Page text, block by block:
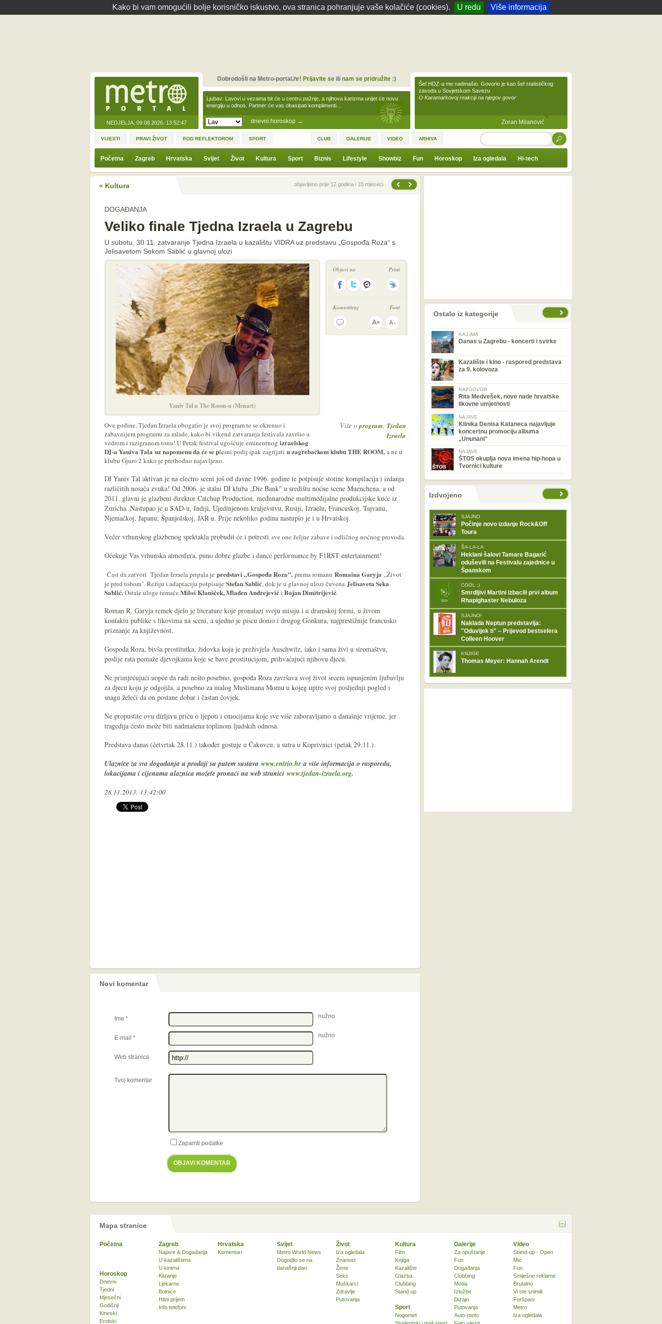
Kako bi vam omogućili bolje korisničko iskustvo, ova stranica pohranjuje vaše kolačiće (cookies). U redu Više informacija
NEDJELJA, 09.08.2026. 13:52:47 dnevni horoskop →
Ljubav: Lavovi u vezama bit će u centru pažnje, a njihova karizma unijet će novu
energiju u odnos. Partner će vas obasipati komplimenti…
Dobrodošli na Metro-portal.hr! Prijavite seili nam se pridružite :)
Šef HDZ-a me nadmašio. Govorio je kao šef statističkog
zavoda u Sovjetskom Savezu
O Karamarkovoj reakciji na njegov govor
Zoran Milanović
VIJESTI PRAVI ŽIVOT POD REFLEKTOROM SPORT CLUB GALERIJE VIDEO ARHIVA TRAŽI
Početna Zagreb Hrvatska Svijet Život Kultura Sport Biznis Lifestyle Showbiz Fun Horoskop Iza ogledala Hi-tech
« Kultura Prethodna vijestobjavljeno prije 12 godina i 10 mjeseci
DOGAĐANJA
Veliko finale Tjedna Izraela u Zagrebu
U subotu, 30.11. zatvaranje Tjedna Izraela u kazalištu VIDRA uz predstavu „Gospođa Roza“ s
Jelisavetom Sekom Sablić u glavnoj ulozi
Yaniv Tal u The Room-u (Menart)
Objavi na Print
Komentiraj Font
Više oprogram, Tjedan
Izraela
Ove godine, Tjedan Izraela obogatio je svoj program te se okrenuo i
zabavnijem programu za mlade, kako bi vikend zatvaranja festivala završio u
vedrom i razigranom tonu! U Petak festival ugošćuje eminentnog izraelskog
DJ-a Yaniva Tala uz napomenu da će se plesni podij ipak zagrijati u zagrebačkom klubu THE ROOM, a ne u
klubu Gjuro 2 kako je prethodno najavljeno.
DJ Yaniv Tal aktivan je na electro sceni još od davne 1996. godine te potpisuje stotine kompilacija i izdanja
različitih nosača zvuka! Od 2006. je stalni DJ kluba „Die Bank" u središtu noćne scene Muenchena, a od
2011. glavni je glazbeni direktor Catchup Production, međunarodne multimedijalne produkcijske kuće iz
Zuricha. Nastupao je u SAD-u, Indiji, Ujedinjenom kraljevstvu, Rusiji, Izraelu, Francuskoj, Tajvanu,
Njemačkoj, Japanu, Španjolskoj, JAR-u. Prije nekoliko godina nastupio je i u Hrvatskoj.
Večer vrhunskog glazbenog spektakla probudit će i potresti sve one željne zabave i odličnog noćnog provoda.
Očekuje Vas vrhunska atmosfera, puno dobre glazbe i dance performance by F1RST entertainment!
Čast da zatvori Tjedan Izraela pripala je predstavi „Gospođa Roza", prema romanu Romaina Garyja „Život
je pred tobom". Režiju i adaptaciju potpisuje Stefan Sablić, dok je u glavnoj ulozi čuvena Jelisaveta Seka
Sablić.Ostale uloge tumače Miloš Klanšček, Mladen Andrejevići Bojan Dimitrijević.
Roman R. Garyja remek djelo je literature koje pronalazi svoju misiju i u dramskoj formi, u živom
kontaktu publike s likovima na sceni, a ujedno je piscu donio i drugog Gonkura, najprestižnije francusko
priznanje za književnost.
Gospođa Roza, bivša prostitutka, židovka koja je preživjela Auschwitz, iako i sama živi u siromaštvu,
poslije rata pomaže djevojkama koje se bave prostitucijom, prihvaćajući njihovu djecu.
Ne primjećujući uopće da radi nešto posebno, gospođa Roza završava svoj život srcem ispunjenim ljubavlju
za djecu koju je odgojila, a posebno za malog Muslimana Momu u kojeg upire svoj posljednji pogled i
snagu želeći da on postane dobar i častan čovjek.
Ne propustite ovu dirljivu priču o ljepoti i emocijama koje sve više zaboravljamo u današnje vrijeme, jer
tragedija često može biti nadmašena toplinom ljudskih odnosa.
Predstava danas (četvrtak 28.11.) također gostuje u Čakovcu, a sutra u Koprivnici (petak 29.11.).
Ulaznice za sva događanja u prodaji su putem sustava www.entrio.hra više informacija o rasporedu,
lokacijama i cijenama ulaznica možete pronaći na web stranici www.tjedan-izraela.org.
28.11.2013. 13:42:00
Novi komentar
Ime * nužno
E-mail * nužno
Web stranica
Tvoj komentar
Zapamti podatke
OBJAVI KOMENTAR
prethodno Ostalo iz kategorije
KAJ IMA
Danas u Zagrebu - koncerti i svirke
Kazalište i kino - raspored predstava
za 9. kolovoza
RAZGOVOR
Rita Medvešek, nove nade hrvatske
likovne umjetnosti
NAJAVE
Klinika Denisa Kataneca najavljuje
koncertnu promociju albuma
„Ununani"
NAJAVE
ŠTOS okuplja nova imena hip-hopa u
Tvornici kulture
nema prethodne stranice
sljedećeIzdvojeno
SJAJNO
Počinje novo izdanje Rock&Off
Toura
ŠA-LA-LA
Heklani šalovi Tamare Bagarić
oduševili na Festivalu zajednice u
Španskom
COOL ;)
Smrdljivi Martini izbacili prvi album
Rhapighaster Nebuloza
SJAJNO!
Naklada Neptun predstavlja:
"Oduvijek ti" – Prijevod bestselera
Colleen Hoover
KNJIGE
Thomas Meyer: Hannah Arendt
Mapa stranice
Početna Zagreb
Najave & Događanja
U kazalištima
U kinima
Klizanje
Ljekarne
Bolnice
Hitni prijem
Info telefoni
Hrvatska
Komentari
Svijet
Metro World News
Dogodilo se na
današnji dan
Život
Iza ogledala
Znanost
Žene
Seks
Muškarci
Zdravlje
Putovanja
Kultura
Film
Knjiga
Kazalište
Glazba
Clubbing
Stand up
Sport
Nogomet
Horoskop
Dnevni
Tjedni
Mjesečni
Godišnji
Kineski
Erotski
Galerije
Za opuštanje
Fun
Događanja
Clubbing
Moda
Izložbe
Dizajn
Putovanja
Auto-moto
Video
Stand-up - Open
Mic
Fun
Smiješne reklame
Brutalno
Vi ste snimili
Foršpani
Metro
Iza ogledala